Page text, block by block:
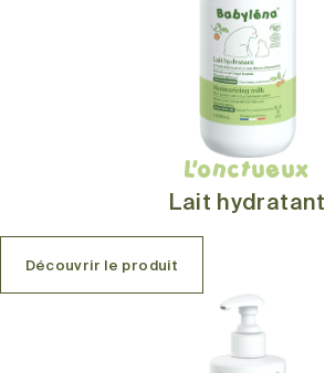
L'onctueux
Lait hydratant
Découvrir le produit